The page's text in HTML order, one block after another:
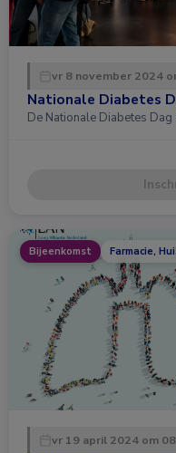
vr 8 november 2024
Nationale Diabetes
De Nationale Diabetes
Bijeenkomst Farmacie,
vr 19 april 2024 om